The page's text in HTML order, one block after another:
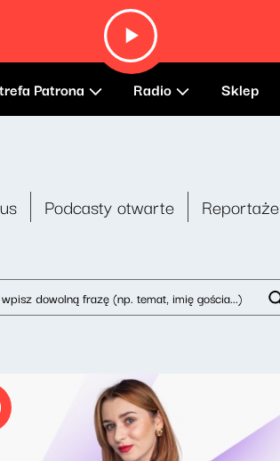
Patrona Radio Sklep
Podcasty otwarte Reportaże